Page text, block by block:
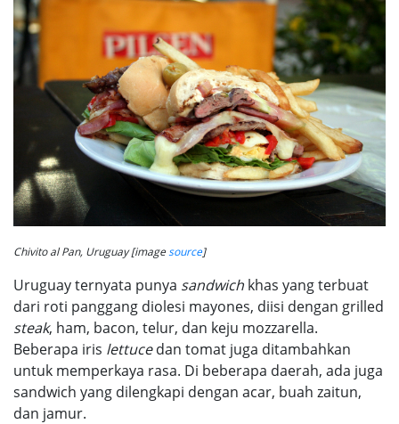
Chivito al Pan, Uruguay [imagesource]
Uruguay ternyata punya sandwich khas yang terbuat
dari roti panggang diolesi mayones, diisi dengan grilled
steak, ham, bacon, telur, dan keju mozzarella.
Beberapa iris lettucedan tomat juga ditambahkan
untuk memperkaya rasa. Di beberapa daerah, ada juga
sandwich yang dilengkapi dengan acar, buah zaitun,
dan jamur.